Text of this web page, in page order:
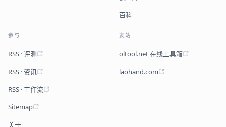
百科
参与
RSS · 评测
RSS · 资讯
RSS · 工作流
Sitemap
关于
友站
oltool.net 在线工具箱
laohand.com